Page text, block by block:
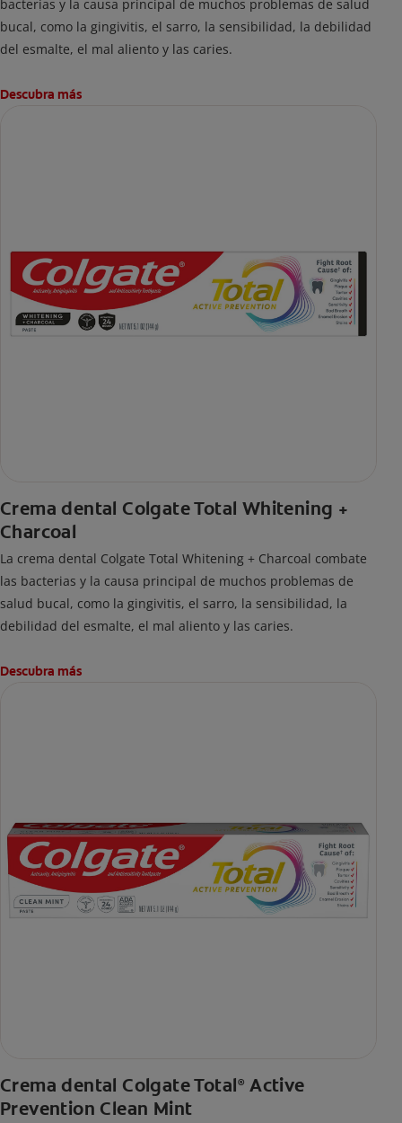
bacterias y la causa principal de muchos problemas de salud
bucal, como la gingivitis, el sarro, la sensibilidad, la debilidad
del esmalte, el mal aliento y las caries.
Descubra más
Crema dental Colgate Total Whitening +
Charcoal
La crema dental Colgate Total Whitening + Charcoal combate
las bacterias y la causa principal de muchos problemas de
salud bucal, como la gingivitis, el sarro, la sensibilidad, la
debilidad del esmalte, el mal aliento y las caries.
Descubra más
Crema dental Colgate Total® Active
Prevention Clean Mint